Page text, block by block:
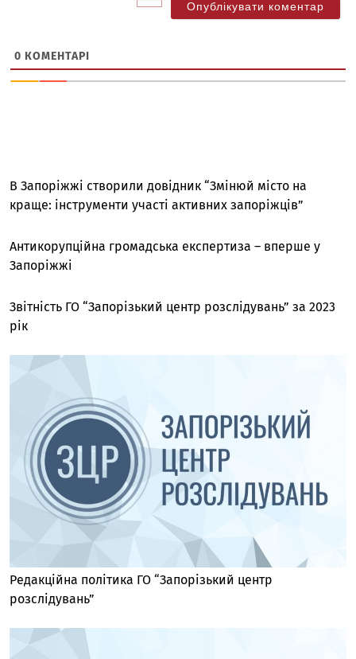
0 КОМЕНТАРІ
В Запоріжжі створили довідник “Змінюй місто на
краще: інструменти участі активних запоріжців”
Антикорупційна громадська експертиза – вперше у
Запоріжжі
Звітність ГО “Запорізький центр розслідувань” за 2023
рік
Редакційна політика ГО “Запорізький центр
розслідувань”